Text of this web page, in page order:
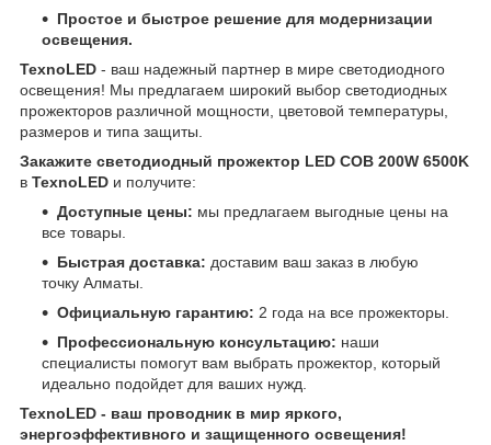
Простое и быстрое решение для модернизации
освещения.
TexnoLED - ваш надежный партнер в мире светодиодного
освещения! Мы предлагаем широкий выбор светодиодных
прожекторов различной мощности, цветовой температуры,
размеров и типа защиты.
Закажите светодиодный прожектор LED COB 200W 6500K
в TexnoLED и получите:
Доступные цены: мы предлагаем выгодные цены на
все товары.
Быстрая доставка: доставим ваш заказ в любую
точку Алматы.
Официальную гарантию: 2 года на все прожекторы.
Профессиональную консультацию: наши
специалисты помогут вам выбрать прожектор, который
идеально подойдет для ваших нужд.
TexnoLED - ваш проводник в мир яркого,
энергоэффективного и защищенного освещения!